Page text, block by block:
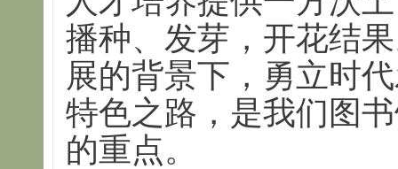
播种、发芽，开花结
展的背景下，勇立时
特色之路，是我们图
的重点。